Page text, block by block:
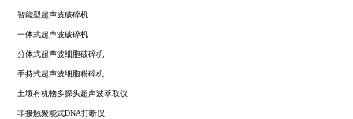
智能型超声波破碎机
一体式超声波破碎机
分体式超声波细胞破碎机
手持式超声波细胞粉碎机
土壤有机物多探头超声波萃取仪
非接触聚能式DNA打断仪